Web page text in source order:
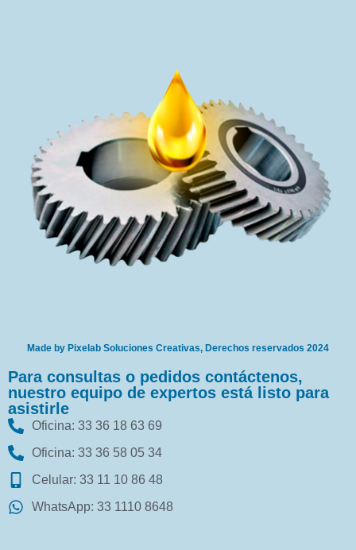
Made by Pixelab Soluciones Creativas, Derechos reservados 2024
Para consultas o pedidos contáctenos,
nuestro equipo de expertos está listo para
asistirle
Oficina: 33 36 18 63 69
Oficina: 33 36 58 05 34
Celular: 33 11 10 86 48
WhatsApp: 33 1110 8648